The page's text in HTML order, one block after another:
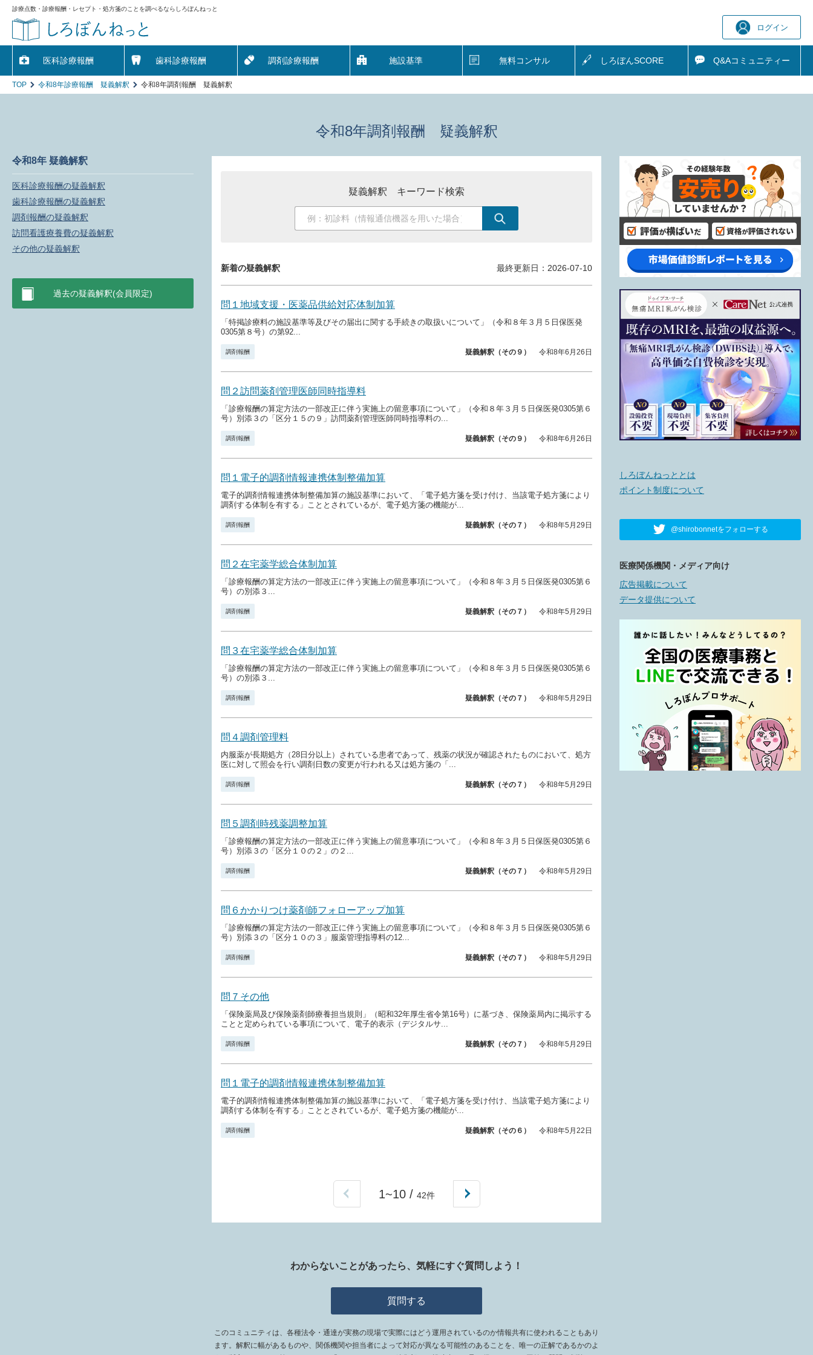
診療点数・診療報酬・レセプト・処方箋のことを調べるならしろぼんねっと
ログイン
医科診療報酬 歯科診療報酬 調剤診療報酬 施設基準 無料コンサル しろぼんSCORE Q&Aコミュニティー
TOP 令和8年診療報酬 疑義解釈 令和8年調剤報酬 疑義解釈
令和8年調剤報酬 疑義解釈
令和8年 疑義解釈
医科診療報酬の疑義解釈
歯科診療報酬の疑義解釈
調剤報酬の疑義解釈
訪問看護療養費の疑義解釈
その他の疑義解釈
過去の疑義解釈(会員限定)
疑義解釈 キーワード検索
新着の疑義解釈 最終更新日： 2026-07-10
問１地域支援・医薬品供給対応体制加算
「特掲診療料の施設基準等及びその届出に関する手続きの取扱いについて」（令和８年３月５日保医発
0305第８号）の第92...
調剤報酬 疑義解釈（その９） 令和8年6月26日
問２訪問薬剤管理医師同時指導料
「診療報酬の算定方法の一部改正に伴う実施上の留意事項について」（令和８年３月５日保医発0305第６
号）別添３の「区分１５の９」訪問薬剤管理医師同時指導料の...
調剤報酬 疑義解釈（その９） 令和8年6月26日
問１電子的調剤情報連携体制整備加算
電子的調剤情報連携体制整備加算の施設基準において、「電子処方箋を受け付け、当該電子処方箋により
調剤する体制を有する」こととされているが、電子処方箋の機能が...
調剤報酬 疑義解釈（その７） 令和8年5月29日
問２在宅薬学総合体制加算
「診療報酬の算定方法の一部改正に伴う実施上の留意事項について」（令和８年３月５日保医発0305第６
号）の別添３...
調剤報酬 疑義解釈（その７） 令和8年5月29日
問３在宅薬学総合体制加算
「診療報酬の算定方法の一部改正に伴う実施上の留意事項について」（令和８年３月５日保医発0305第６
号）の別添３...
調剤報酬 疑義解釈（その７） 令和8年5月29日
問４調剤管理料
内服薬が長期処方（28日分以上）されている患者であって、残薬の状況が確認されたものにおいて、処方
医に対して照会を行い調剤日数の変更が行われる又は処方箋の「...
調剤報酬 疑義解釈（その７） 令和8年5月29日
問５調剤時残薬調整加算
「診療報酬の算定方法の一部改正に伴う実施上の留意事項について」（令和８年３月５日保医発0305第６
号）別添３の「区分１０の２」の２...
調剤報酬 疑義解釈（その７） 令和8年5月29日
問６かかりつけ薬剤師フォローアップ加算
「診療報酬の算定方法の一部改正に伴う実施上の留意事項について」（令和８年３月５日保医発0305第６
号）別添３の「区分１０の３」服薬管理指導料の12...
調剤報酬 疑義解釈（その７） 令和8年5月29日
問７その他
「保険薬局及び保険薬剤師療養担当規則」（昭和32年厚生省令第16号）に基づき、保険薬局内に掲示する
ことと定められている事項について、電子的表示（デジタルサ...
調剤報酬 疑義解釈（その７） 令和8年5月29日
問１電子的調剤情報連携体制整備加算
電子的調剤情報連携体制整備加算の施設基準において、「電子処方箋を受け付け、当該電子処方箋により
調剤する体制を有する」こととされているが、電子処方箋の機能が...
調剤報酬 疑義解釈（その６） 令和8年5月22日
1~10 / 42件
わからないことがあったら、 気軽にすぐ質問しよう！
質問する
このコミュニティは、各種法令・通達が実務の現場で実際にはどう運用されているのか情報共有に使われることもあり
ます。解釈に幅があるものや、関係機関や担当者によって対応が異なる可能性のあることを、唯一の正解であるかのよ
しろぼんねっととは
ポイント制度について
@shirobonnetをフォローする
医療関係機関・メディア向け
広告掲載について
データ提供について